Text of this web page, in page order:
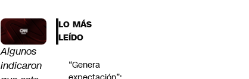
Algunos
indicaron
LO MÁS
LEÍDO
“Genera